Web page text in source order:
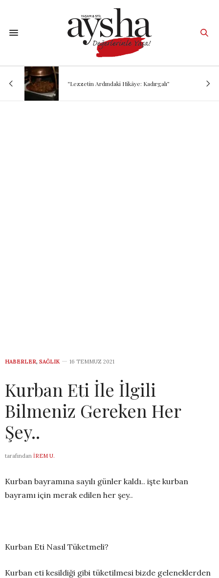
“Lezzetin Ardındaki Hikâye: Kadırgalı”
HABERLER, SAĞLIK 16 TEMMUZ 2021
Kurban Eti İle İlgili
Bilmeniz Gereken Her
Şey..
tarafından İREM U.
Kurban bayramına sayılı günler kaldı.. işte kurban
bayramı için merak edilen her şey..
Kurban Eti Nasıl Tüketmeli?
Kurban eti kesildiği gibi tüketilmesi bizde geleneklerden